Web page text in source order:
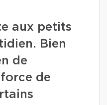
aux petits
Bien
de
de